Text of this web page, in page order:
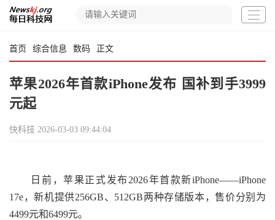
首页 综合信息 数码 正文
苹果2026年首款iPhone发布 国补到手3999
元起
快科技 2026-03-03 09:44:04
日前，苹果正式发布2026年首款新iPhone——iPhone
17e，新机提供256GB、512GB两种存储版本，售价分别为
4499元和6499元。